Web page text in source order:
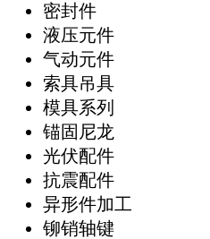
密封件
液压元件
气动元件
索具吊具
模具系列
锚固尼龙
光伏配件
抗震配件
异形件加工
铆销轴键